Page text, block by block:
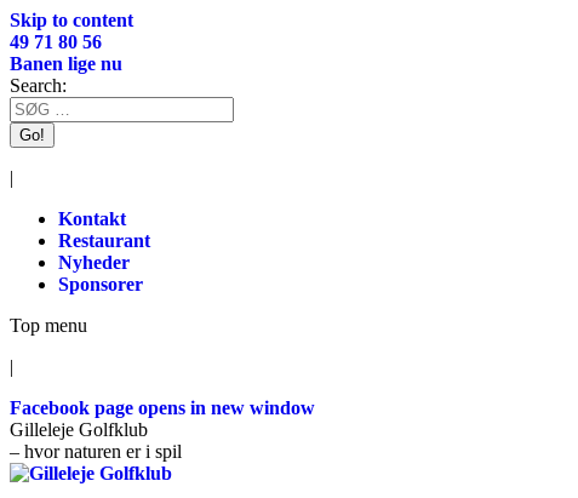
Skip to content
49 71 80 56
Banen lige nu
Search:
|
Kontakt
Restaurant
Nyheder
Sponsorer
Top menu
|
Facebook page opens in new window
Gilleleje Golfklub
– hvor naturen er i spil